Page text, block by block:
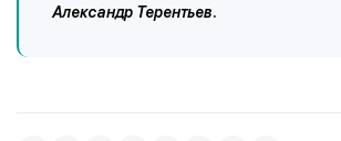
Александр Терентьев.